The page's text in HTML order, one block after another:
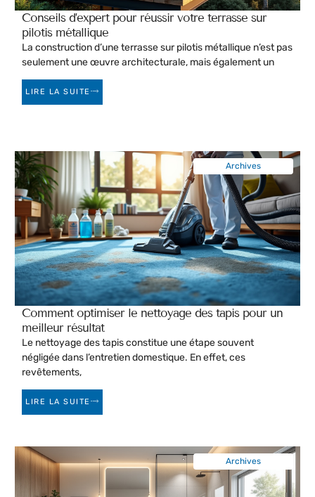
Conseils d’expert pour réussir votre terrasse sur
pilotis métallique
La construction d’une terrasse sur pilotis métallique n’est pas
seulement une œuvre architecturale, mais également un
LIRE LA SUITE
Comment optimiser le nettoyage des tapis pour un
meilleur résultat
Le nettoyage des tapis constitue une étape souvent
négligée dans l’entretien domestique. En effet, ces
revêtements,
LIRE LA SUITE
Archives
Archives